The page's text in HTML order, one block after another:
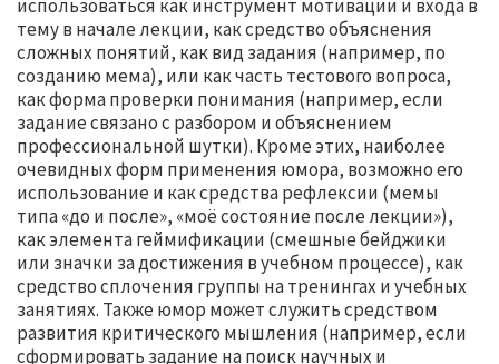
использоваться как инструмент мотивации и входа в
тему в начале лекции, как средство объяснения
сложных понятий, как вид задания (например, по
созданию мема), или как часть тестового вопроса,
как форма проверки понимания (например, если
задание связано с разбором и объяснением
профессиональной шутки). Кроме этих, наиболее
очевидных форм применения юмора, возможно его
использование и как средства рефлексии (мемы
типа «до и после», «моё состояние после лекции»),
как элемента геймификации (смешные бейджики
или значки за достижения в учебном процессе), как
средство сплочения группы на тренингах и учебных
занятиях. Также юмор может служить средством
развития критического мышления (например, если
сформировать задание на поиск научных и